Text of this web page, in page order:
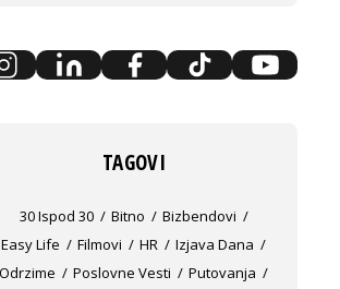
TAGOVI
30 Ispod 30 Bitno
Bizbendovi
Easy Life
Filmovi HR
Izjava Dana
Odrzime
Poslovne Vesti
Putovanja